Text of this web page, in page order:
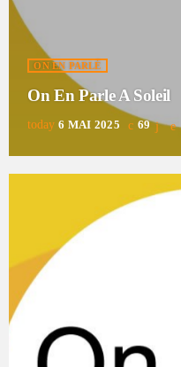
ON EN PARLÉ
On En Parle A Soleil
today 6 MAI 2025 69